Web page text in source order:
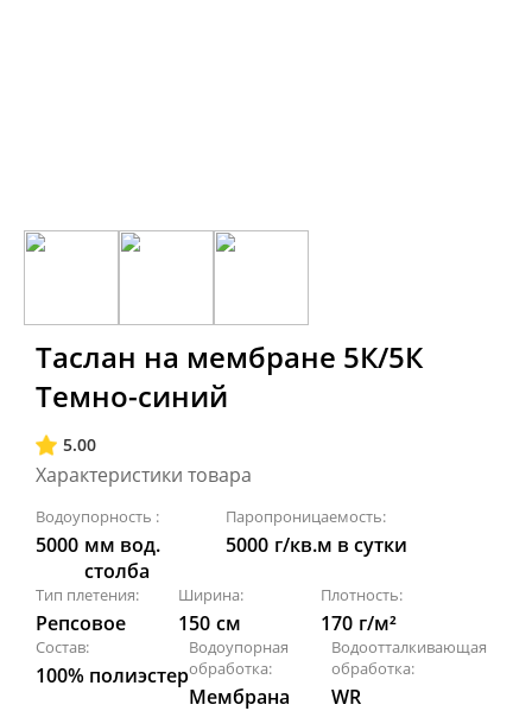
Таслан на мембране 5К/5К
Темно-синий
5.00
Характеристики товара
Водоупорность :
5000 мм вод.
столба
Паропроницаемость:
5000 г/кв.м в сутки
Тип плетения:
Репсовое
Ширина:
150 см
Плотность:
170 г/м²
Состав:
100% полиэстер
Водоупорная
обработка:
Мембрана
Водоотталкивающая
обработка:
WR